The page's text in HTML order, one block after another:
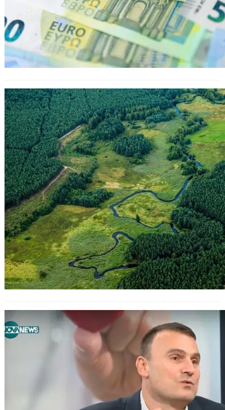
Законът за възстановяване на
природата влезе в сила: ЕС поставя
амбициозни цели за 2030 и 2050
година
Започва изграждането на
национален план за сърдечно-
съдово здраве с подкрепата на
експерти и стратегии